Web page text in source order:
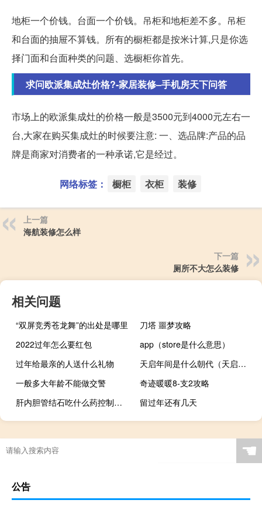
地柜一个价钱。台面一个价钱。吊柜和地柜差不多。吊柜
和台面的抽屉不算钱。所有的橱柜都是按米计算,只是你选
择门面和台面种类的问题、选橱柜你首先。
求问欧派集成灶价格?-家居装修–手机房天下问答
市场上的欧派集成灶的价格一般是3500元到4000元左右一
台,大家在购买集成灶的时候要注意: 一、选品牌:产品的品
牌是商家对消费者的一种承诺,它是经过。
网络标签： 橱柜 衣柜 装修
上一篇
海航装修怎么样
下一篇
厕所不大怎么装修
相关问题
“双屏竞秀苍龙舞”的出处是哪里
刀塔 噩梦攻略
2022过年怎么要红包
app（store是什么意思）
过年给最亲的人送什么礼物
天启年间是什么朝代（天启年间）
一般多大年龄不能做交警
奇迹暖暖8-支2攻略
肝内胆管结石吃什么药控制（肝内胆管结石吃什么药）
留过年还有几天
☚
公告